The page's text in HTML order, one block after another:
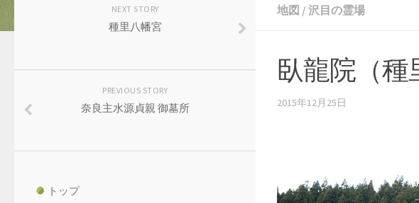
地図 / 沢目の霊場
臥龍院（種
2015年12月25日
NEXT STORY
種里八幡宮
PREVIOUS STORY
奈良主水源貞親 御墓所
トップ